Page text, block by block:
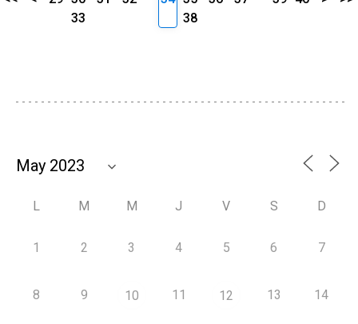
33
38
L M M J V S D
1 2 3 4 5 6 7
8 9 10 11 12 13 14